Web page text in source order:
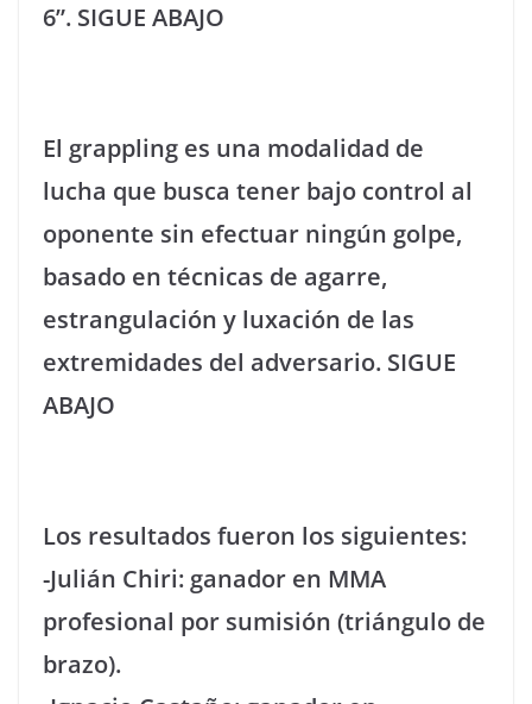
6”. SIGUE ABAJO
El grappling es una modalidad de
lucha que busca tener bajo control al
oponente sin efectuar ningún golpe,
basado en técnicas de agarre,
estrangulación y luxación de las
extremidades del adversario. SIGUE
ABAJO
Los resultados fueron los siguientes:
-Julián Chiri: ganador en MMA
profesional por sumisión (triángulo de
brazo).